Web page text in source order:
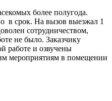
более полугода.
в срок. На вызов выезжал 1
сотрудничеством,
не было. Заказчику
работе и озвучены
мероприятиям в помещении